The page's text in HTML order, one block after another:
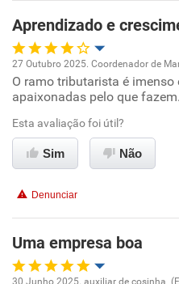
Recomenda esta empresa
Recomenda a diretoria
Aprendizado e
Oportunidade de promoção
Ambiente de trabalho
Conciliação com a vida familiar
Recomenda esta empresa
Não recomenda a diretoria
27 Outubro 2025. Coordenador de
O ramo tributarista é imenso
apaixonadas pelo que fazem.
Esta avaliação foi útil?
Sim Não
Denunciar
Uma empresa boa
30 Junho 2025. auxiliar de cosinha